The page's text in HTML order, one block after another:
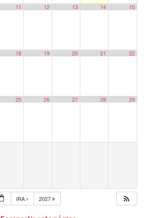
11 12 13 14 15
18 19 20 21 22
25 26 27 28 29
IRA 2027